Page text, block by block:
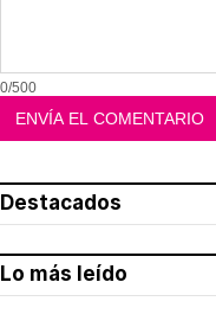
0/500
Destacados
Lo más leído